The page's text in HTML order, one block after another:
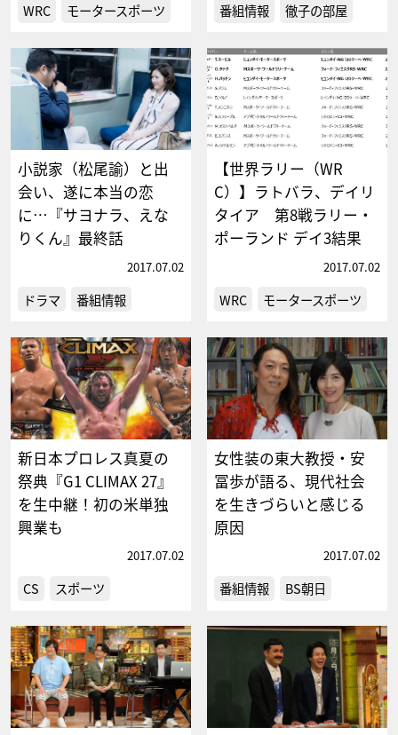
WRC モータースポーツ 番組情報 徹子の部屋
小説家（松尾諭）と出
会い、遂に本当の恋
に…『サヨナラ、えな
りくん』最終話
2017.07.02
ドラマ 番組情報
【世界ラリー（WR
C）】ラトバラ、デイリ
タイア 第8戦ラリー・
ポーランド デイ3結果
2017.07.02
WRC モータースポーツ
新日本プロレス真夏の
祭典『G1 CLIMAX 27』
を生中継！初の米単独
興業も
2017.07.02
CS スポーツ
女性装の東大教授・安
冨歩が語る、現代社会
を生きづらいと感じる
原因
2017.07.02
番組情報 BS朝日